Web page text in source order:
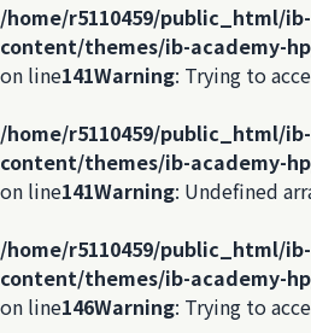
/home/r5110459/public_html/
content/themes/ib-academy-
on line141Warning: Trying to
/home/r5110459/public_html/
content/themes/ib-academy-
on line141Warning: Undefined
/home/r5110459/public_html/
content/themes/ib-academy-
on line146Warning: Trying to